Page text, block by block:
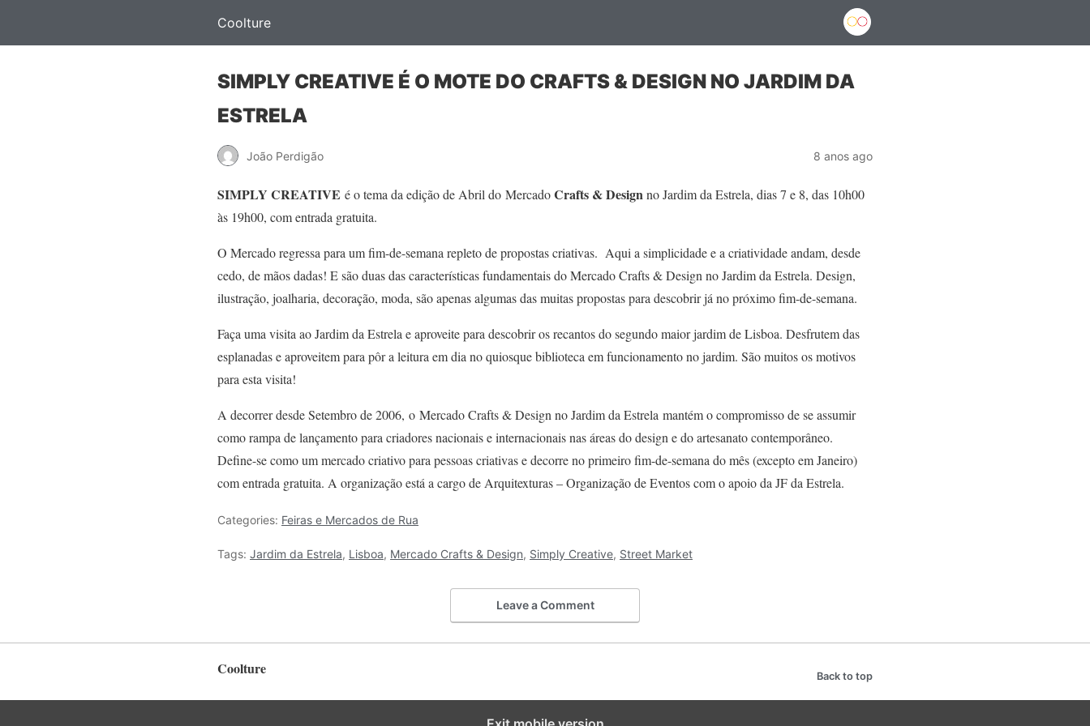
Coolture
SIMPLY CREATIVE É O MOTE DO CRAFTS & DESIGN NO JARDIM DA
ESTRELA
João Perdigão 8 anos ago
SIMPLY CREATIVE é o tema da edição de Abril do MercadoCrafts & Designno Jardim da Estrela, dias 7 e 8, das 10h00
às 19h00, com entrada gratuita.
O Mercado regressa para um fim-de-semana repleto de propostas criativas. Aqui a simplicidade e a criatividade andam, desde
cedo, de mãos dadas! E são duas das características fundamentais do Mercado Crafts & Design no Jardim da Estrela. Design,
ilustração, joalharia, decoração, moda, são apenas algumas das muitas propostas para descobrir já no próximo fim-de-semana.
Faça uma visita ao Jardim da Estrela e aproveite para descobrir os recantos do segundo maior jardim de Lisboa. Desfrutem das
esplanadas e aproveitem para pôr a leitura em dia no quiosque biblioteca em funcionamento no jardim. São muitos os motivos
para esta visita!
A decorrer desde Setembro de 2006, o Mercado Crafts & Design no Jardim da Estrela mantém o compromisso de se assumir
como rampa de lançamento para criadores nacionais e internacionais nas áreas do design e do artesanato contemporâneo.
Define-se como um mercado criativo para pessoas criativas e decorre no primeiro fim-de-semana do mês (excepto em Janeiro)
com entrada gratuita. A organização está a cargo de Arquitexturas – Organização de Eventos com o apoio da JF da Estrela.
Categories: Feiras e Mercados de Rua
Tags: Jardim da Estrela, Lisboa, Mercado Crafts & Design, Simply Creative, Street Market
Leave a Comment
Coolture Back to top